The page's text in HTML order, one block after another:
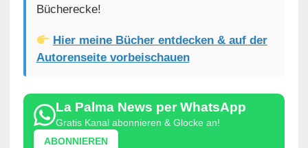
Bücherecke!
Hier meine Bücher entdecken & auf der
Autorenseite vorbeischauen
La Palma News per WhatsApp
Gratis Kanal abonnieren & Glocke an!
ABONNIEREN